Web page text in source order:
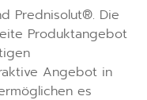
Prednisolut®. Die
Produktangebot
Angebot in
es